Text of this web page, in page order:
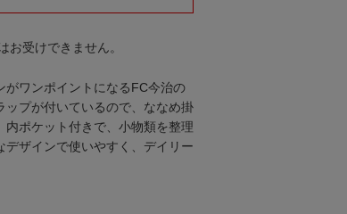
受けできません。
がワンポイントになるFC今治の
ップが付いているので、ななめ掛
ポケット付きで、小物類を整理
ザインで使いやすく、デイリー